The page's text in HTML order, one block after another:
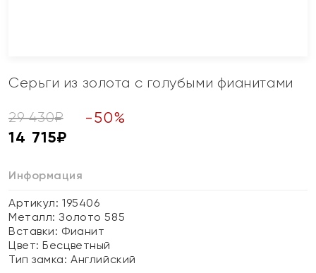
Серьги из золота с голубыми фианитами
29 430₽ -50%
14 715₽
Информация
Артикул: 195406
Металл:Золото 585
Вставки: Фианит
Цвет:Бесцветный
Тип замка:Английский